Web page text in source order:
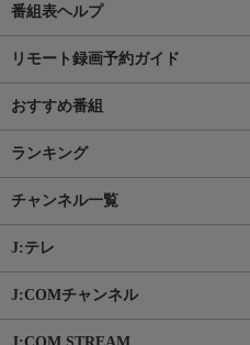
番組表ヘルプ
リモート録画予約ガイド
おすすめ番組
ランキング
チャンネル一覧
J:テレ
J:COMチャンネル